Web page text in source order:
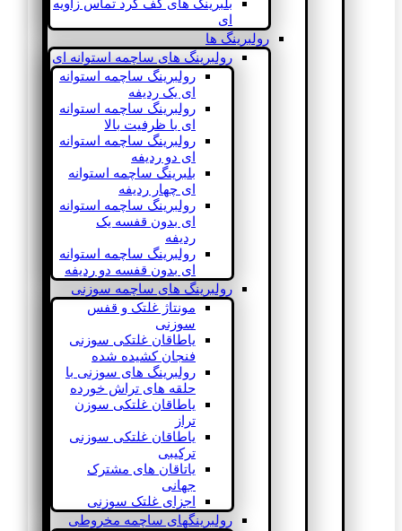
بلبرینگ های کف گرد تماس زاویه
ای
رولبرینگ ها
رولبرینگ های ساچمه استوانه ای
رولبرینگ ساچمه استوانه
ای یک ردیفه
رولبرینگ ساچمه استوانه
ای با ظرفیت بالا
رولبرینگ ساچمه استوانه
ای دو ردیفه
بلبرینگ ساچمه استوانه
ای چهار ردیفه
رولبرینگ ساچمه استوانه
ای بدون قفسه یک
ردیفه
رولبرینگ ساچمه استوانه
ای بدون قفسه دو ردیفه
رولبرینگ های ساچمه سوزنی
مونتاژ غلتک و قفس
سوزنی
یاطاقان غلتکی سوزنی
فنجان کشیده شده
رولبرینگ های سوزنی با
حلقه های تراش خورده
یاطاقان غلتکی سوزن
تراز
یاطاقان غلتکی سوزنی
ترکیبی
یاتاقان های مشترک
جهانی
اجزای غلتک سوزنی
رولبرینگهای ساچمه مخروطی